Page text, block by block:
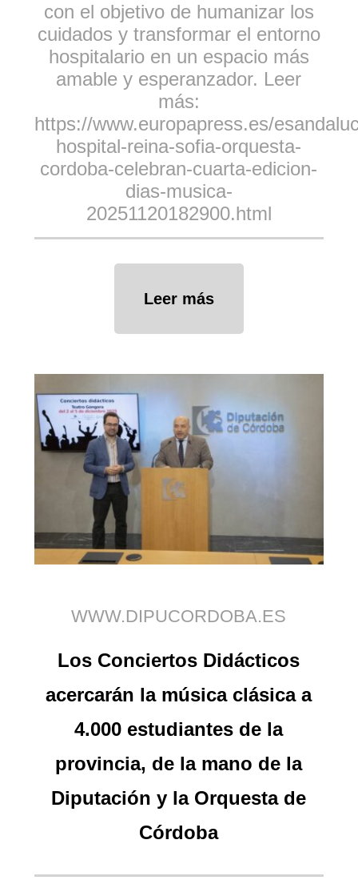
con el objetivo de humanizar los
cuidados y transformar el entorno
hospitalario en un espacio más
amable y esperanzador. Leer
más:
https://www.europapress.es/
hospital-reina-sofia-orquesta-
cordoba-celebran-cuarta-edicion-
dias-musica-
20251120182900.html
Leer más
WWW.DIPUCORDOBA.ES
Los Conciertos Didácticos
acercarán la música clásica a
4.000 estudiantes de la
provincia, de la mano de la
Diputación y la Orquesta de
Córdoba